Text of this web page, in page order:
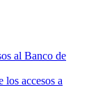
al Banco de
los accesos a